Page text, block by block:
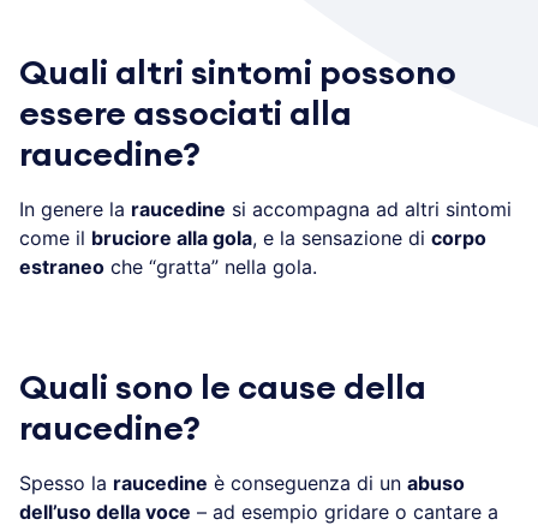
Quali altri sintomi possono
essere associati alla
raucedine?
In genere la raucedine si accompagna ad altri sintomi
come il bruciore alla gola, e la sensazione di corpo
estraneo che “gratta” nella gola.
Quali sono le cause della
raucedine?
Spesso la raucedine è conseguenza di un abuso
dell’uso della voce – ad esempio gridare o cantare a